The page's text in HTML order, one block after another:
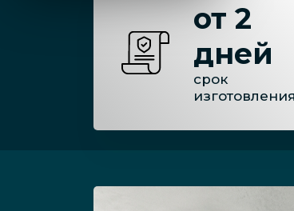
от 2
дней
срок
изготовления